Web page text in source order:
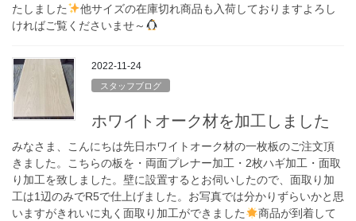
たしました
他サイズの在庫切れ商品も入荷しておりますよろし
ければご覧くださいませ～
2022-11-24
スタッフブログ
ホワイトオーク材を加工しました
みなさま、こんにちは先日ホワイトオーク材の一枚板のご注文頂
きました。こちらの板を・両面プレナー加工・2枚ハギ加工・面取
り加工を致しました。壁に設置するとお伺いしたので、面取り加
工は1辺のみでR5で仕上げました。お写真では分かりずらいかと思
いますがきれいに丸く面取り加工ができました
商品が到着して